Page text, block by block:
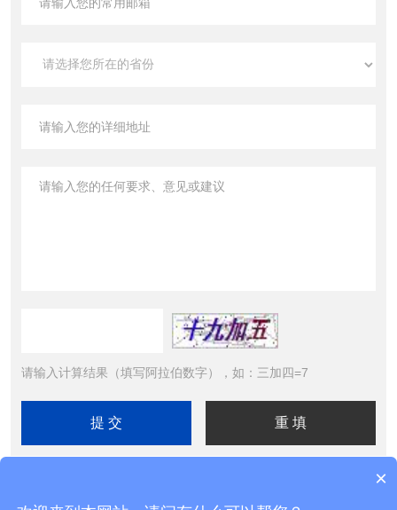
请输入计算结果（填写阿拉伯数字），如：三加四=7
×